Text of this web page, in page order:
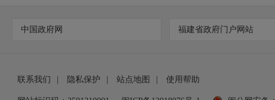
中国政府网 福建省政府门户网站
联系我们 隐私保护 站点地图 使用帮助